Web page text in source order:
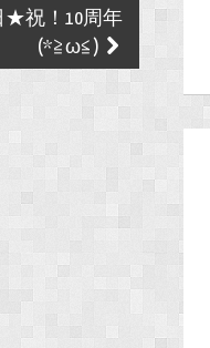
★祝！10周年
(*≧ω≦)